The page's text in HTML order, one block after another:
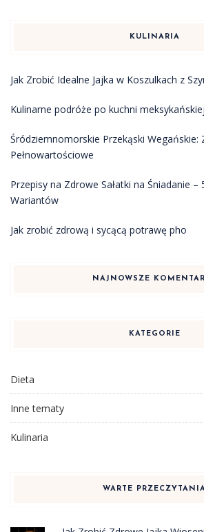
KULINARIA
Jak Zrobić Idealne Jajka w Koszulkach z
Kulinarne podróże po kuchni meksykańskiej
Śródziemnomorskie Przekąski Wegańskie:
Pełnowartościowe
Przepisy na Zdrowe Sałatki na Śniadanie –
Wariantów
Jak zrobić zdrową i sycącą potrawę pho
NAJNOWSZE
KATEGORIE
Dieta
Inne tematy
Kulinaria
WARTE